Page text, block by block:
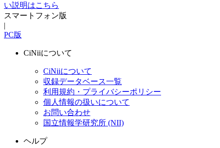
い説明はこちら
スマートフォン版
|
PC版
CiNiiについて
CiNiiについて
収録データベース一覧
利用規約・プライバシーポリシー
個人情報の扱いについて
お問い合わせ
国立情報学研究所 (NII)
ヘルプ